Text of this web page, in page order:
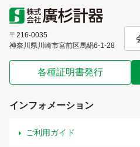
〒216-0035
神奈川県川崎市宮前区馬絹6-1-28
各種証明書発行
インフォメーション
ご利用ガイド